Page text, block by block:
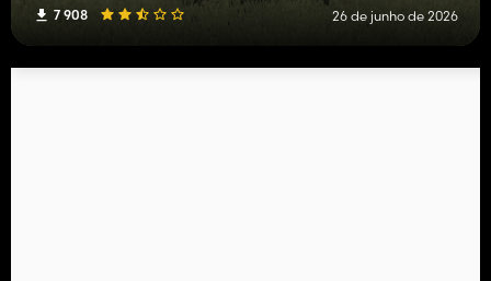
7 908 26 de junho de 2026